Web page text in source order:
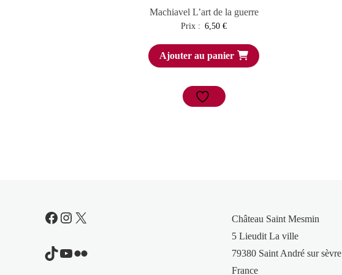
Machiavel L’art de la guerre
Prix : 6,50€
Ajouter au panier
Facebook
Instagram
X
TikTok
YouTube
Flickr
Château Saint Mesmin
5 Lieudit La ville
79380 Saint André sur sèvre
France